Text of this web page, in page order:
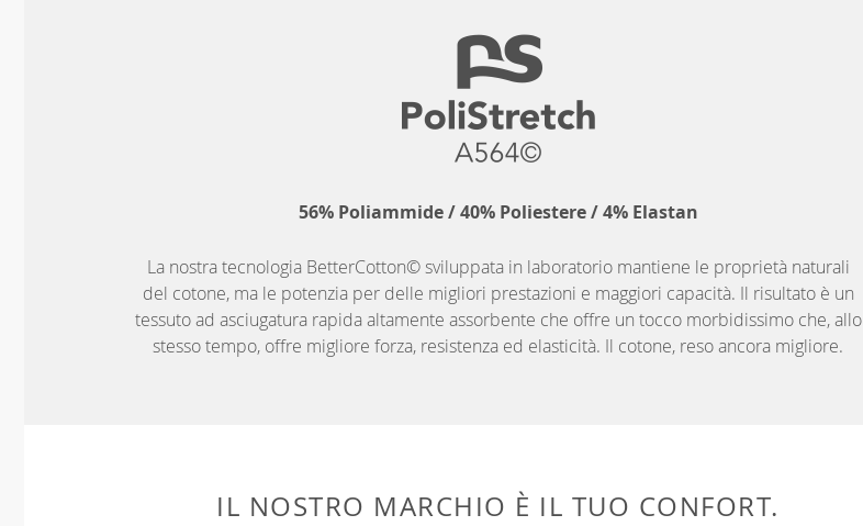
56% Poliammide / 40% Poliestere / 4% Elastan
La nostra tecnologia BetterCotton© sviluppata in laboratorio mantiene le proprietà naturali
del cotone, ma le potenzia per delle migliori prestazioni e maggiori capacità. Il risultato è un
tessuto ad asciugatura rapida altamente assorbente che offre un tocco morbidissimo che, allo
stesso tempo, offre migliore forza, resistenza ed elasticità. Il cotone, reso ancora migliore.
IL NOSTRO MARCHIO È IL TUO CONFORT.